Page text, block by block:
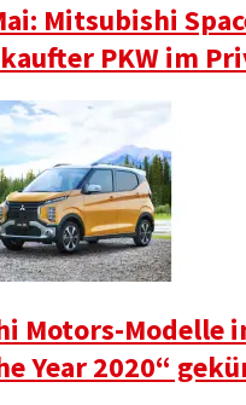
Mitsubishi
PKW im
Motors-Modelle
Year 2020“